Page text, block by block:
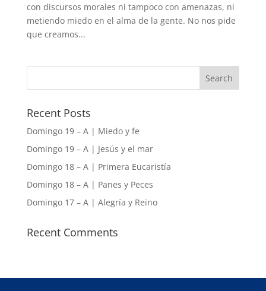
con discursos morales ni tampoco con amenazas, ni
metiendo miedo en el alma de la gente. No nos pide
que creamos...
Recent Posts
Domingo 19 – A | Miedo y fe
Domingo 19 – A | Jesús y el mar
Domingo 18 – A | Primera Eucaristía
Domingo 18 – A | Panes y Peces
Domingo 17 – A | Alegría y Reino
Recent Comments